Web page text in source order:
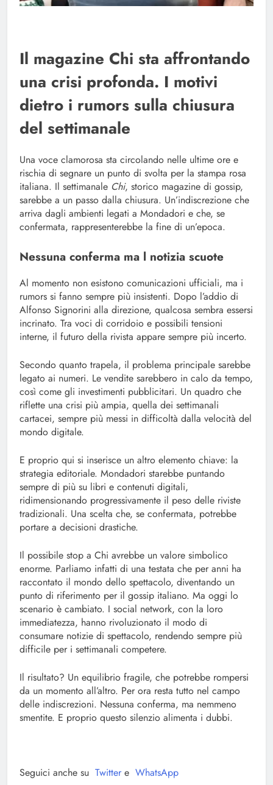
Il magazine Chi sta affrontando
una crisi profonda. I motivi
dietro i rumors sulla chiusura
del settimanale
Una voce clamorosa sta circolando nelle ultime ore e
rischia di segnare un punto di svolta per la stampa rosa
italiana. Il settimanale Chi, storico magazine di gossip,
sarebbe a un passo dalla chiusura. Un’indiscrezione che
arriva dagli ambienti legati a Mondadori e che, se
confermata, rappresenterebbe la fine di un’epoca.
Nessuna conferma ma l notizia scuote
Al momento non esistono comunicazioni ufficiali, ma i
rumors si fanno sempre più insistenti. Dopo l’addio di
Alfonso Signorini alla direzione, qualcosa sembra essersi
incrinato. Tra voci di corridoio e possibili tensioni
interne, il futuro della rivista appare sempre più incerto.
Secondo quanto trapela, il problema principale sarebbe
legato ai numeri. Le vendite sarebbero in calo da tempo,
così come gli investimenti pubblicitari. Un quadro che
riflette una crisi più ampia, quella dei settimanali
cartacei, sempre più messi in difficoltà dalla velocità del
mondo digitale.
E proprio qui si inserisce un altro elemento chiave: la
strategia editoriale. Mondadori starebbe puntando
sempre di più su libri e contenuti digitali,
ridimensionando progressivamente il peso delle riviste
tradizionali. Una scelta che, se confermata, potrebbe
portare a decisioni drastiche.
Il possibile stop a Chi avrebbe un valore simbolico
enorme. Parliamo infatti di una testata che per anni ha
raccontato il mondo dello spettacolo, diventando un
punto di riferimento per il gossip italiano. Ma oggi lo
scenario è cambiato. I social network, con la loro
immediatezza, hanno rivoluzionato il modo di
consumare notizie di spettacolo, rendendo sempre più
difficile per i settimanali competere.
Il risultato? Un equilibrio fragile, che potrebbe rompersi
da un momento all’altro. Per ora resta tutto nel campo
delle indiscrezioni. Nessuna conferma, ma nemmeno
smentite. E proprio questo silenzio alimenta i dubbi.
Seguici anche su Twitter e WhatsApp